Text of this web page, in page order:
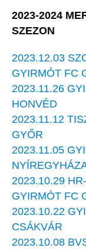
2023-2024
SZEZON
2023.12.03
GYIRMÓT FC
2023.11.26
HONVÉD
2023.11.12
GYŐR
2023.11.05
2023.10.29
GYIRMÓT FC
2023.10.22
CSÁKVÁR
2023.10.08